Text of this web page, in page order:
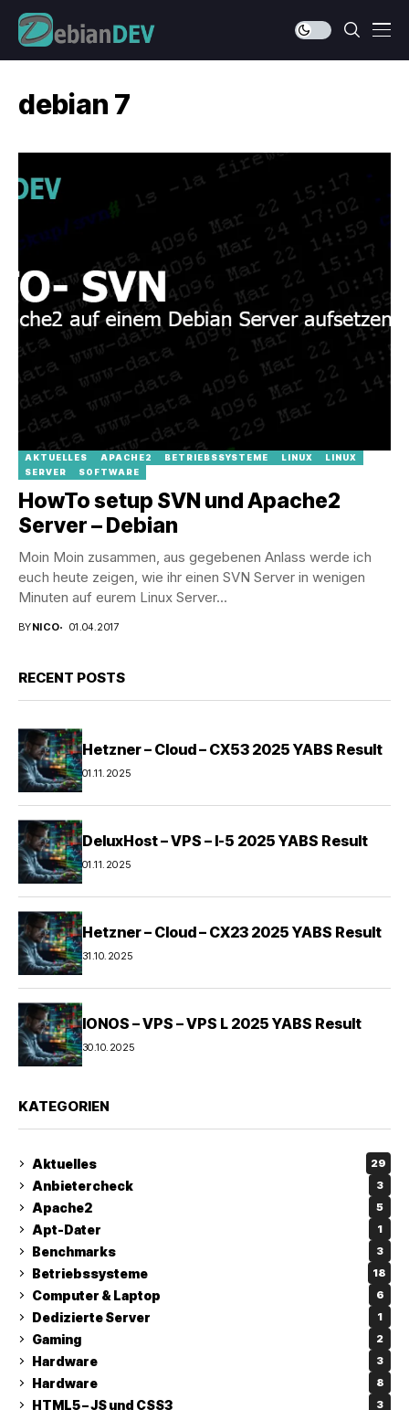
debian 7
AKTUELLES APACHE2 BETRIEBSSYSTEME LINUX
LINUX
SERVER
SOFTWARE
HowTo setup SVN und Apache2
Server – Debian
Moin Moin zusammen, aus gegebenen Anlass werde ich
euch heute zeigen, wie ihr einen SVN Server in wenigen
Minuten auf eurem Linux Server...
BYNICO 01.04.2017
RECENT POSTS
Hetzner – Cloud – CX53 2025 YABS Result
01.11.2025
DeluxHost – VPS – I-5 2025 YABS Result
01.11.2025
Hetzner – Cloud – CX23 2025 YABS Result
31.10.2025
IONOS – VPS – VPS L 2025 YABS Result
30.10.2025
KATEGORIEN
Aktuelles 29
Anbietercheck 3
Apache2 5
Apt-Dater 1
Benchmarks 3
Betriebssysteme 18
Computer & Laptop 6
Dedizierte Server 1
Gaming 2
Hardware 3
Hardware 8
HTML5 – JS und CSS3 3